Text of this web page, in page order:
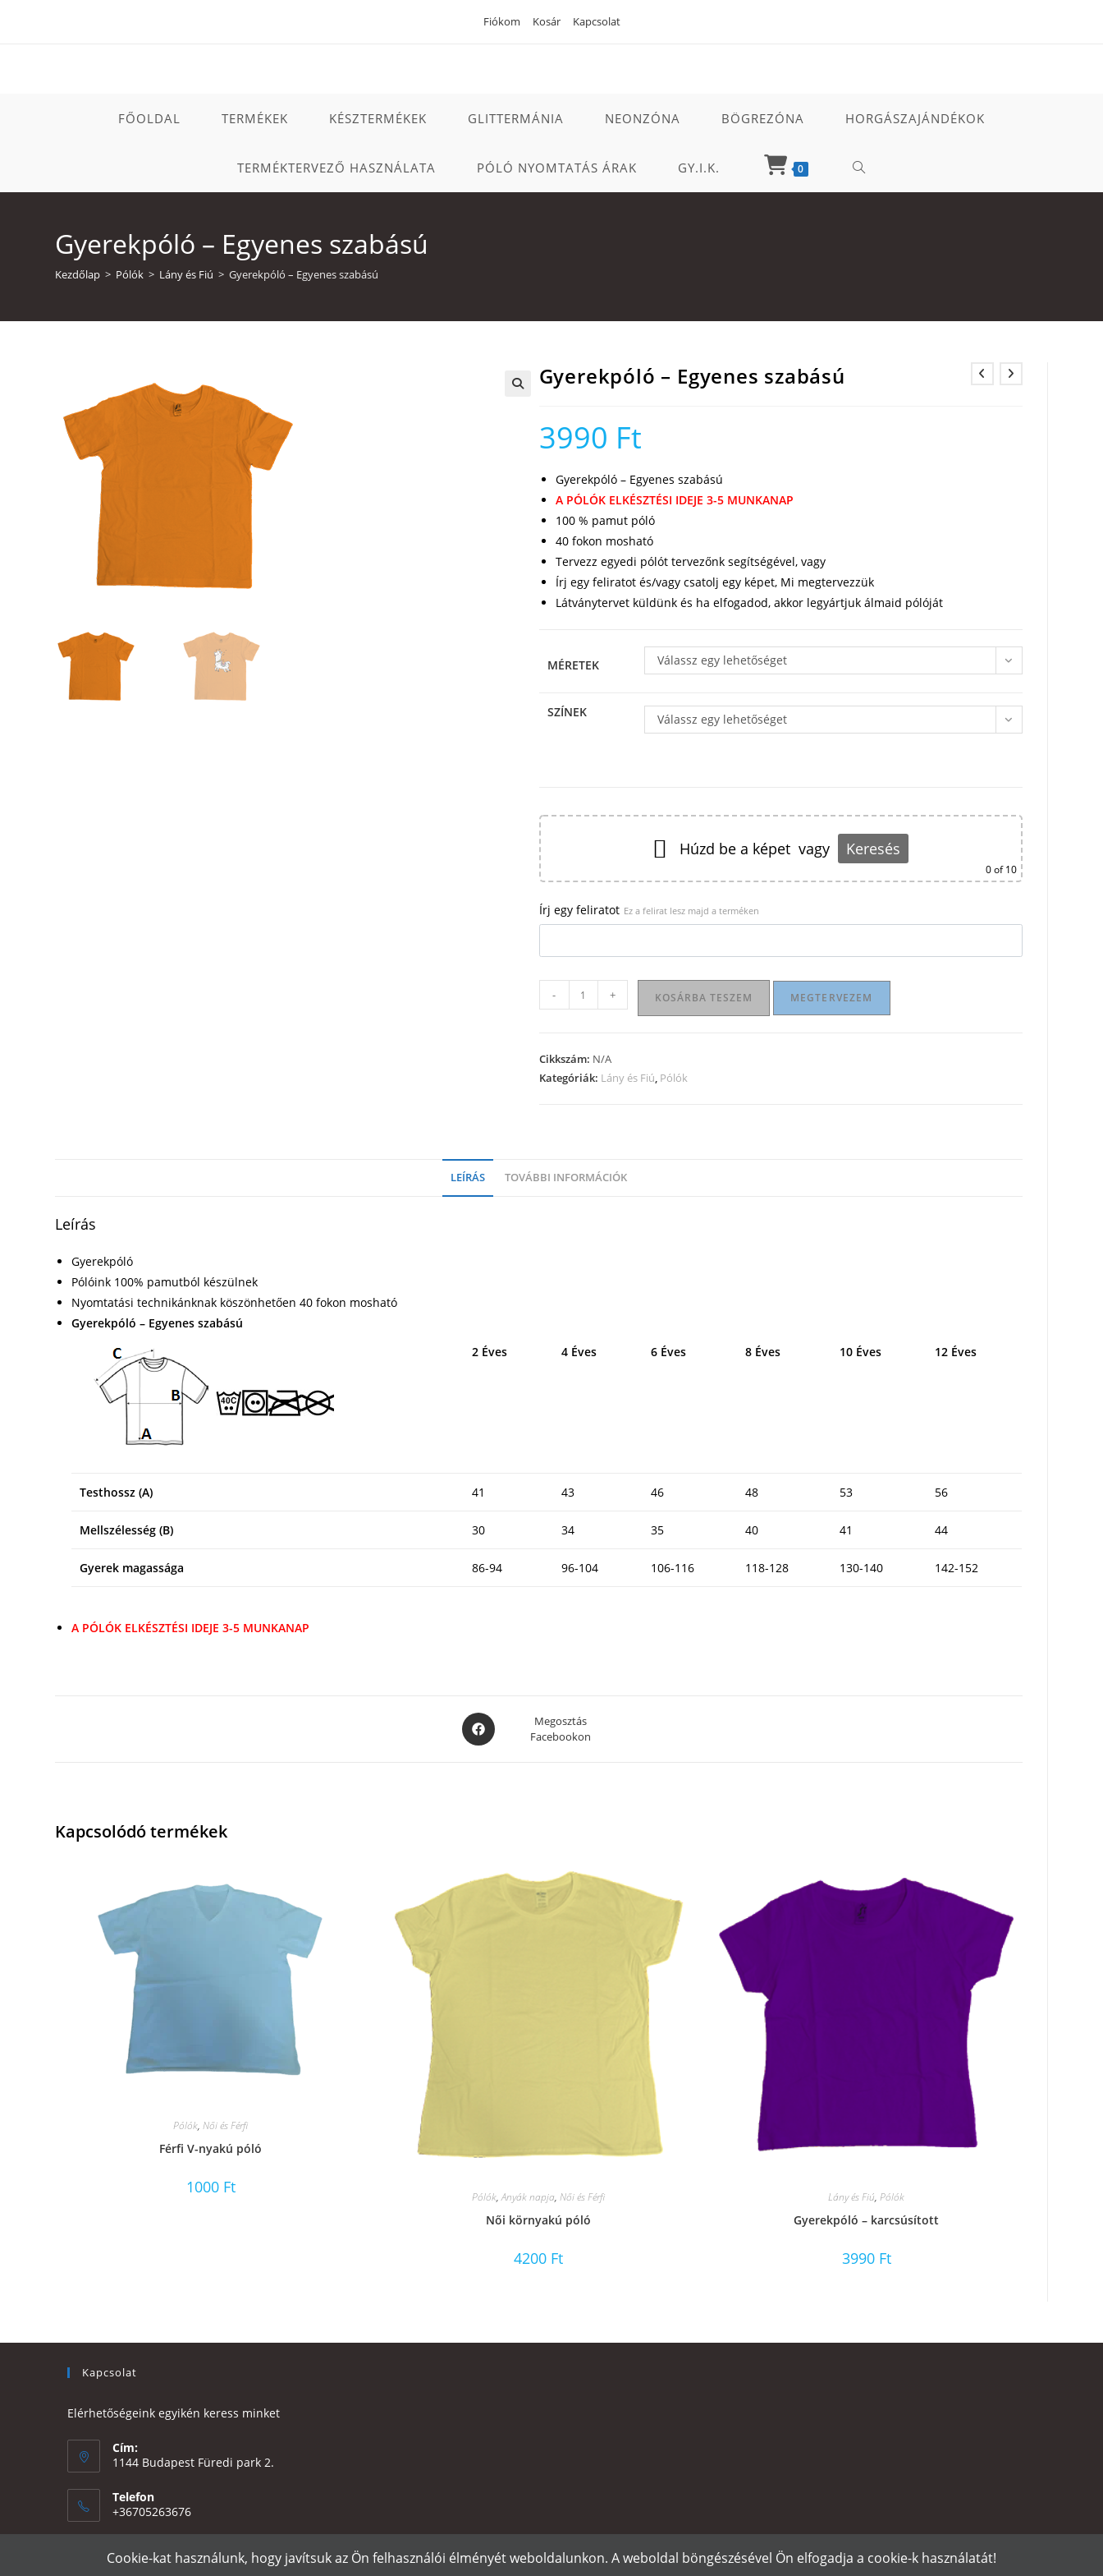
Fiókom Kosár Kapcsolat
FŐOLDAL TERMÉKEK KÉSZTERMÉKEK GLITTERMÁNIA NEONZÓNA BÖGREZÓNA HORGÁSZAJÁNDÉKOK
TERMÉKTERVEZŐ HASZNÁLATA PÓLÓ NYOMTATÁS ÁRAK GY.I.K. 0 TOGGLE
Gyerekpóló – Egyenes szabású
Kezdőlap > Pólók > Lány és Fiú > Gyerekpóló – Egyenes szabású
Gyerekpóló – Egyenes szabású
3990 Ft
Gyerekpóló – Egyenes szabású
A PÓLÓK ELKÉSZTÉSI IDEJE 3-5 MUNKANAP
100 % pamut póló
40 fokon mosható
Tervezz egyedi pólót tervezőnk segítségével, vagy
Írj egy feliratot és/vagy csatolj egy képet, Mi megtervezzük
Látványtervet küldünk és ha elfogadod, akkor legyártjuk álmaid pólóját
MÉRETEK Válassz egy lehetőséget
SZÍNEK Válassz egy lehetőséget
Húzd be a képet vagy Keresés
0of 10
Írj egy feliratot Ez a felirat lesz majd a terméken
Gyerekpóló
-
szabású
mennyiség
- + KOSÁRBA TESZEM MEGTERVEZEM
Cikkszám: N/A
Kategóriák: Lány és Fiú, Pólók
LEÍRÁS TOVÁBBI INFORMÁCIÓK
Leírás
Gyerekpóló
Pólóink 100% pamutból készülnek
Nyomtatási technikánknak köszönhetően 40 fokon mosható
Gyerekpóló – Egyenes szabású
2 Éves
4 Éves 6 Éves 8 Éves 10 Éves 12 Éves
Testhossz (A) 41 43 46 48 53 56
Mellszélesség (B) 30 34 35 40 41 44
Gyerek magassága 86-94 96-104 106-116 118-128 130-140 142-152
A PÓLÓK ELKÉSZTÉSI IDEJE 3-5 MUNKANAP
Opens
in
Megosztás
Facebookon
Kapcsolódó termékek
Pólók,Női és Férfi
Férfi V-nyakú póló
1000 Ft
Pólók,Anyák napja,Női és Férfi
Női környakú póló
4200 Ft
Lány és Fiú,Pólók
Gyerekpóló – karcsúsított
3990 Ft
Kapcsolat
Elérhetőségeink egyikén keress minket
Cím:
1144 Budapest Füredi park 2.
Telefon
+36705263676
eszter@e-design.huOpens
Cookie-kat használunk, hogy javítsuk az Ön felhasználói élményét weboldalunkon. A weboldal böngészésével Ön elfogadja a cookie-k használatát!